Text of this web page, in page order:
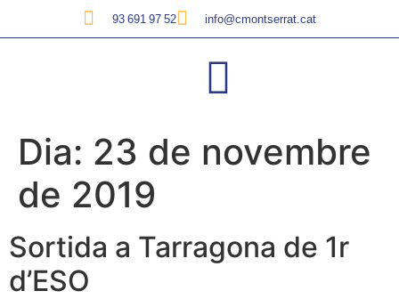
93 691 97 52 info@cmontserrat.cat
Dia: 23 de novembre
de 2019
Sortida a Tarragona de 1r
d’ESO